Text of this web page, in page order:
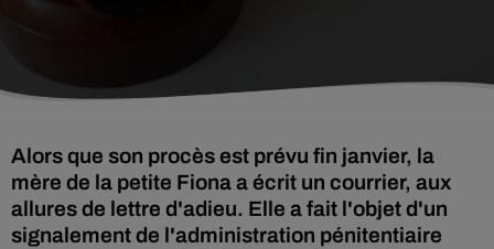
Alors que son procès est prévu fin janvier, la
mère de la petite Fiona a écrit un courrier, aux
allures de lettre d'adieu. Elle a fait l'objet d'un
signalement de l'administration pénitentiaire